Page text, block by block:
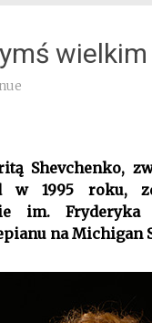
wielkim
Shevchenko,
w 1995 roku,
im.
na Michigan